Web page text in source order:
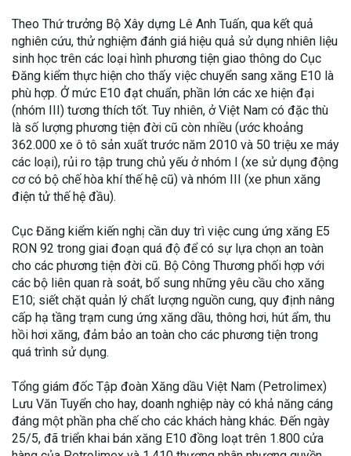
Theo Thứ trưởng Bộ Xây dựng Lê Anh Tuấn, qua kết quả
nghiên cứu, thử nghiệm đánh giá hiệu quả sử dụng nhiên liệu
sinh học trên các loại hình phương tiện giao thông do Cục
Đăng kiểm thực hiện cho thấy việc chuyển sang xăng E10 là
phù hợp. Ở mức E10 đạt chuẩn, phần lớn các xe hiện đại
(nhóm III) tương thích tốt. Tuy nhiên, ở Việt Nam có đặc thù
là số lượng phương tiện đời cũ còn nhiều (ước khoảng
362.000 xe ô tô sản xuất trước năm 2010 và 50 triệu xe máy
các loại), rủi ro tập trung chủ yếu ở nhóm I (xe sử dụng động
cơ có bộ chế hòa khí thế hệ cũ) và nhóm III (xe phun xăng
điện tử thế hệ đầu).
Cục Đăng kiểm kiến nghị cần duy trì việc cung ứng xăng E5
RON 92 trong giai đoạn quá độ để có sự lựa chọn an toàn
cho các phương tiện đời cũ. Bộ Công Thương phối hợp với
các bộ liên quan rà soát, bổ sung những yêu cầu cho xăng
E10; siết chặt quản lý chất lượng nguồn cung, quy định nâng
cấp hạ tầng trạm cung ứng xăng dầu, thông hơi, hút ẩm, thu
hồi hơi xăng, đảm bảo an toàn cho các phương tiện trong
quá trình sử dụng.
Tổng giám đốc Tập đoàn Xăng dầu Việt Nam (Petrolimex)
Lưu Văn Tuyển cho hay, doanh nghiệp này có khả năng cáng
đáng một phần pha chế cho các khách hàng khác. Đến ngày
25/5, đã triển khai bán xăng E10 đồng loạt trên 1.800 cửa